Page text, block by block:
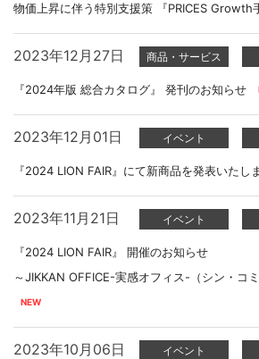
物価上昇に伴う特別支援策 『PRICES Growth
2023年12月27日 商品・サービス
『2024年版 総合カタログ』 発刊のお知らせ
2023年12月01日 イベント
『2024 LION FAIR』にて新商品を発表いたし
2023年11月21日 イベント
『2024 LION FAIR』 開催のお知らせ
～JIKKAN OFFICE-実感オフィス-（シン・コ
2023年10月06日 イベント